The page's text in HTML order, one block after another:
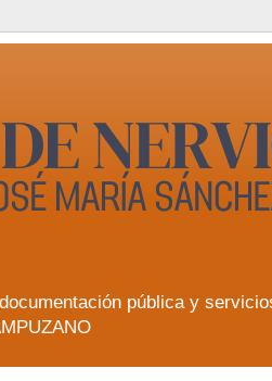
pública y